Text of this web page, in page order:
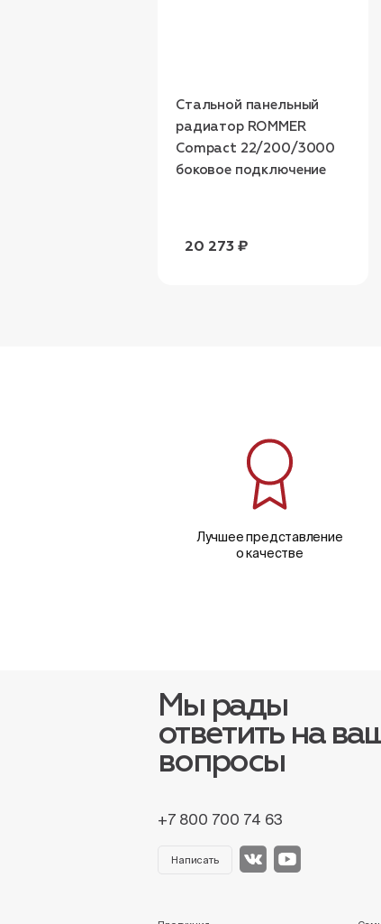
Стальной панельный
радиатор ROMMER
Compact 22/200/3000
боковое подключение
20 273 ₽
Лучшее представление
о качестве
Мы рады
ответить на
вопросы
+7 800 700 74 63
Написать